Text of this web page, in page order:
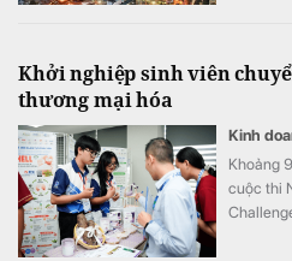
Khởi nghiệp sinh viên
thương mại hóa
Kinh
Khoảng
cuộc thi